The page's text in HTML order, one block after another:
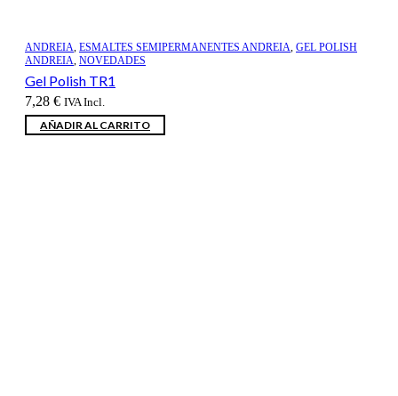
ANDREIA, ESMALTES SEMIPERMANENTES ANDREIA, GEL POLISH
ANDREIA, NOVEDADES
Gel Polish TR1
7,28 € IVA Incl.
AÑADIR AL CARRITO